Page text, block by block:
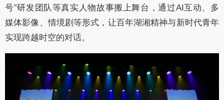
号”研发团队等真实人物故事搬上舞台，通过AI互动、多
媒体影像、情境剧等形式，让百年湖湘精神与新时代青年
实现跨越时空的对话。